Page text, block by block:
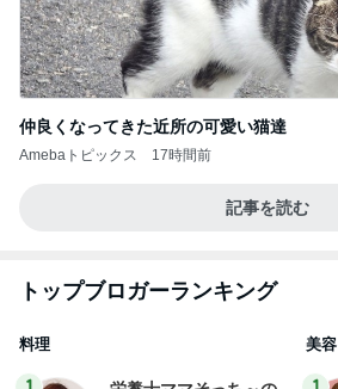
仲良くなってきた近所の可愛い猫達
Amebaトピックス 17時間前
記事を読む
トップブロガーランキング
料理 美容